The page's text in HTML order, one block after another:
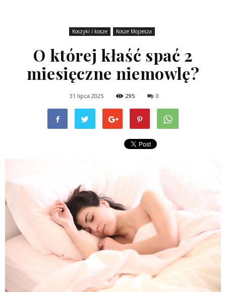
Koszyki i kosze Kosze Mojżesza
O której kłaść spać 2
miesięczne niemowlę?
31 lipca 2025 295 0